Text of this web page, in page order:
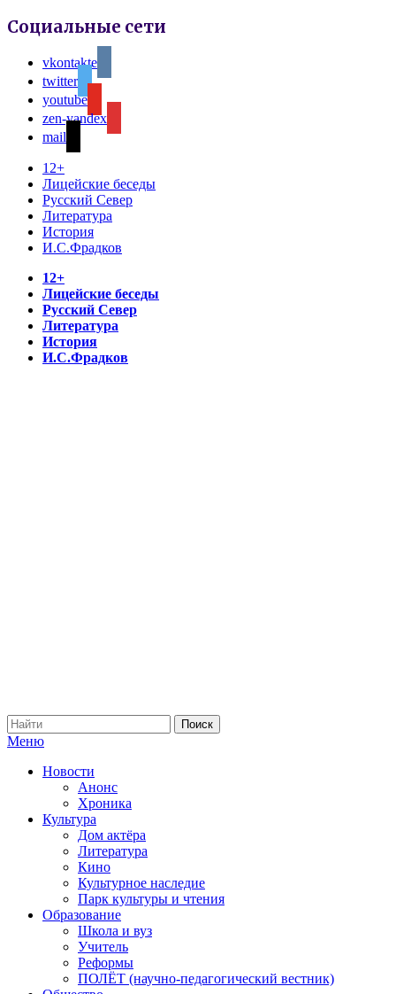
Социальные сети
vkontakte
twitter
youtube
zen-yandex
mail
12+
Лицейские беседы
Русский Север
Литература
История
И.С.Фрадков
12+
Лицейские беседы
Русский Север
Литература
История
И.С.Фрадков
Меню
Новости
Анонс
Хроника
Культура
Дом актёра
Литература
Кино
Культурное наследие
Парк культуры и чтения
Образование
Школа и вуз
Учитель
Реформы
ПОЛЁТ (научно-педагогический вестник)